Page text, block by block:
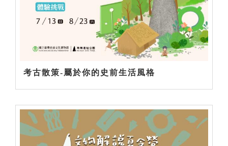
考古散策-屬於你的史前生活風格